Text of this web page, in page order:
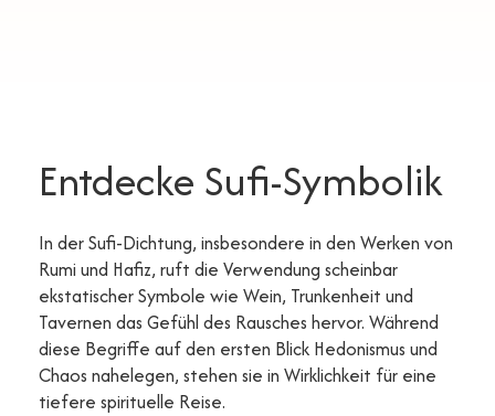
Entdecke Sufi-Symbolik
In der Sufi-Dichtung, insbesondere in den Werken von
Rumi und Hafiz, ruft die Verwendung scheinbar
ekstatischer Symbole wie Wein, Trunkenheit und
Tavernen das Gefühl des Rausches hervor. Während
diese Begriffe auf den ersten Blick Hedonismus und
Chaos nahelegen, stehen sie in Wirklichkeit für eine
tiefere spirituelle Reise.